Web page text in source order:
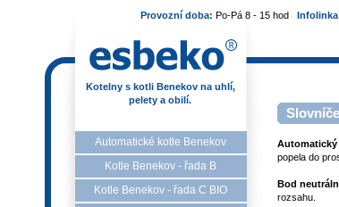
Provozní doba: Po-Pá 8 - 15 hod
Kotelny s kotli Benekov na uhlí,
pelety a obilí.
Automatické kotle Benekov
Kotle Benekov - řada B
Kotle Benekov - řada C BIO
Automatický
popela do
Bod
rozsahu.